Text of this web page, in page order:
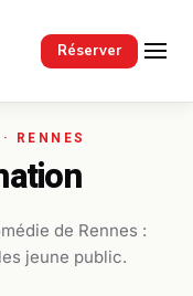
Réserver
de Rennes :
jeune public.